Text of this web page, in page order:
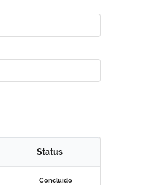
Status
Concluído